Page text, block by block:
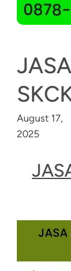
August 17,
2025